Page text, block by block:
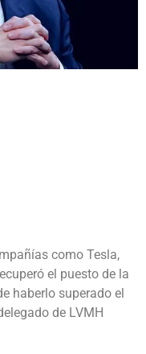
como Tesla,
el puesto de la
haberlo superado el
de LVMH